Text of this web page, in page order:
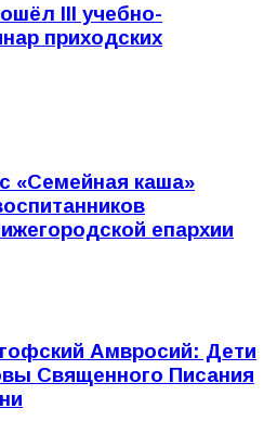
III учебно-
приходских
«Семейная каша»
епархии
Амвросий: Дети
Священного Писания